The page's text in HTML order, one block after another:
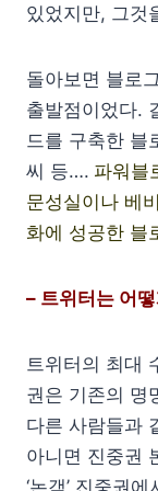
있었지만, 그것
돌아보면 블로
출발점이었다.
드를 구축한 블
씨 등…. 파워블
문성실이나 베
화에 성공한 블
– 트위터는 어
트위터의 최대
권은 기존의 명
다른 사람들과
아니면 진중권
‘논객’ 진중권